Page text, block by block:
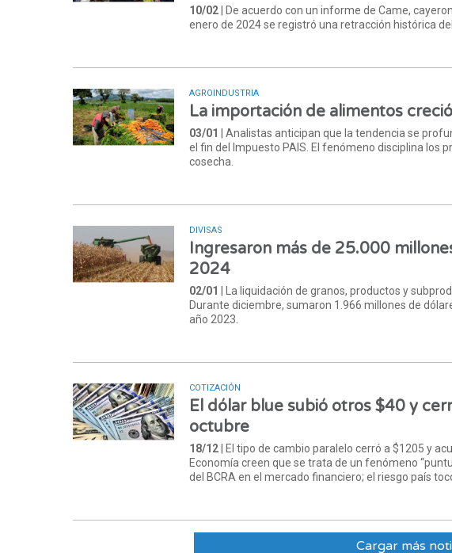
10/02 | De acuerdo con un informe de Came,
enero de 2024 se registró una retracción histórica del
AGROINDUSTRIA
La importación de alimentos
03/01
| Analistas anticipan que la tendencia se
el fin del Impuesto PAIS. El fenómeno disciplina los
cosecha.
DIVISAS
Ingresaron más de 25.000
2024
02/01
| La liquidación de granos, productos y
Durante diciembre, sumaron 1.966 millones de
año 2023.
COTIZACIÓN
El dólar blue subió otros $40 y
octubre
18/12 | El tipo de cambio paralelo cerró a $1205 y
Economía creen que se trata de un fenómeno
del BCRA en el mercado financiero; el riesgo país
Cargar más